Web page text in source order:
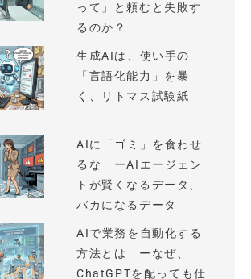
って」と頼むと失敗す
るのか？
生成AIは、使い手の
「言語化能力」を暴
く、リトマス試験紙
AIに「ゴミ」を食わせ
るな ーAIエージェン
トが賢くなるデータ、
バカになるデータ
AIで業務を自動化する
方法とは ーなぜ、
ChatGPTを配っても仕